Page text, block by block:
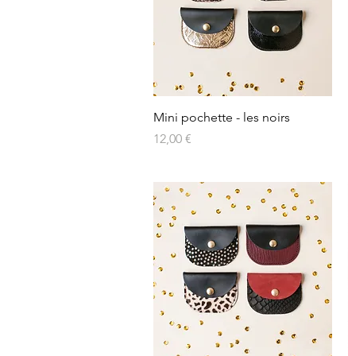
Aperçu rapide
Mini pochette - les noirs
Prix
12,00 €